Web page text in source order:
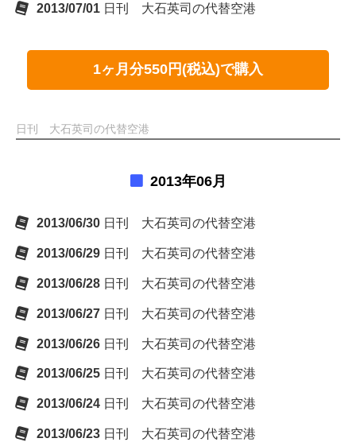
2013/07/01 日刊 大石英司の代替空港
1ヶ月分550円(税込)で購入
日刊 大石英司の代替空港
2013年06月
2013/06/30 日刊 大石英司の代替空港
2013/06/29 日刊 大石英司の代替空港
2013/06/28 日刊 大石英司の代替空港
2013/06/27 日刊 大石英司の代替空港
2013/06/26 日刊 大石英司の代替空港
2013/06/25 日刊 大石英司の代替空港
2013/06/24 日刊 大石英司の代替空港
2013/06/23 日刊 大石英司の代替空港